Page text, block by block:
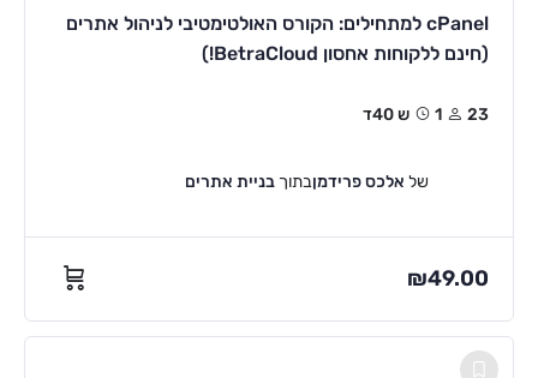
cPanel למתחילים: הקורס האולטימטיבי לניהול אתרים
(חינם ללקוחות אחסון BetraCloud!)
23 1ש 40ד
של אלכס פרידמןבתוך בניית אתרים
₪49.00